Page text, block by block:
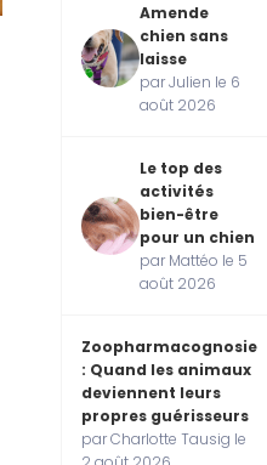
Amende
chien sans
laisse
par Julien le 6
août 2026
Le top des
activités
bien-être
pour un chien
par Mattéo le 5
août 2026
Zoopharmacognosie
: Quand les animaux
deviennent leurs
propres guérisseurs
par Charlotte Tausig le